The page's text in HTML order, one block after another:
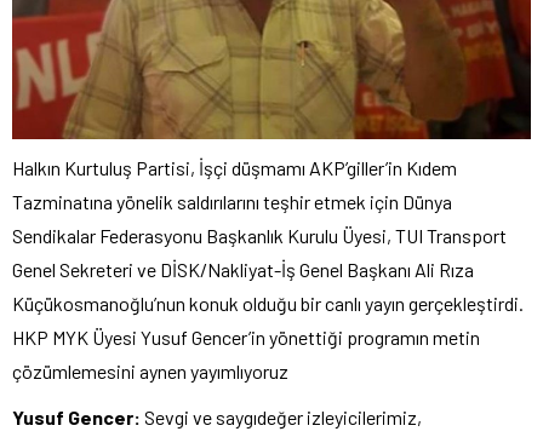
Halkın Kurtuluş Partisi, İşçi düşmamı AKP’giller’in Kıdem
Tazminatına yönelik saldırılarını teşhir etmek için Dünya
Sendikalar Federasyonu Başkanlık Kurulu Üyesi, TUI Transport
Genel Sekreteri ve DİSK/Nakliyat-İş Genel Başkanı Ali Rıza
Küçükosmanoğlu’nun konuk olduğu bir canlı yayın gerçekleştirdi.
HKP MYK Üyesi Yusuf Gencer’in yönettiği programın metin
çözümlemesini aynen yayımlıyoruz
Yusuf Gencer: Sevgi ve saygıdeğer izleyicilerimiz,